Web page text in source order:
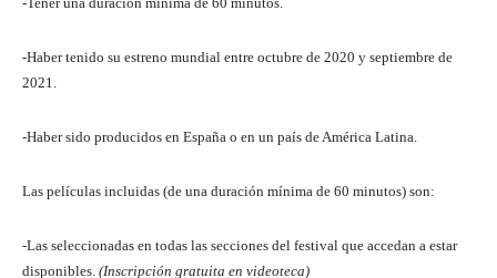
-Haber tenido su estreno mundial entre octubre de 2020 y septiembre de
2021.
-Haber sido producidos en España o en un país de América Latina.
Las películas incluidas (de una duración mínima de 60 minutos) son:
-Las seleccionadas en todas las secciones del festival que accedan a estar
disponibles. (Inscripción gratuita en videoteca)